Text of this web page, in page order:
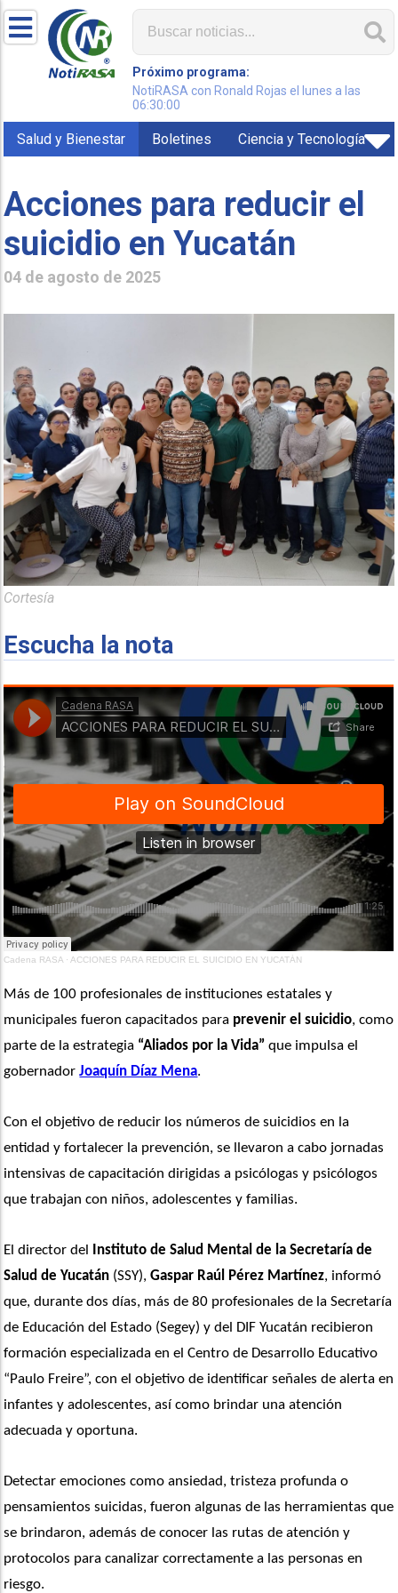
Próximo programa:
NotiRASA con Ronald Rojas el lunes a las
06:30:00
Salud y Bienestar Boletines Ciencia y Tecnología
Acciones para reducir el
suicidio en Yucatán
04 de agosto de 2025
Cortesía
Escucha la nota
Cadena RASA · ACCIONES PARA REDUCIR EL SUICIDIO EN YUCATÁN
Más de 100 profesionales de instituciones estatales y
municipales fueron capacitados para prevenir el suicidio, como
parte de la estrategia “Aliados por la Vida” que impulsa el
gobernador Joaquín Díaz Mena.
Con el objetivo de reducir los números de suicidios en la
entidad y fortalecer la prevención, se llevaron a cabo jornadas
intensivas de capacitación dirigidas a psicólogas y psicólogos
que trabajan con niños, adolescentes y familias.
El director del
Instituto de Salud Mental de la Secretaría de
Salud de Yucatán (SSY), Gaspar Raúl Pérez Martínez, informó
que, durante dos días, más de 80 profesionales de la Secretaría
de Educación del Estado (Segey) y del DIF Yucatán recibieron
formación especializada en el Centro de Desarrollo Educativo
“Paulo Freire”, con el objetivo de identificar señales de alerta en
infantes y adolescentes, así como brindar una atención
adecuada y oportuna.
Detectar emociones como ansiedad, tristeza profunda o
pensamientos suicidas, fueron algunas de las herramientas que
se brindaron, además de conocer las rutas de atención y
protocolos para canalizar correctamente a las personas en
riesgo.